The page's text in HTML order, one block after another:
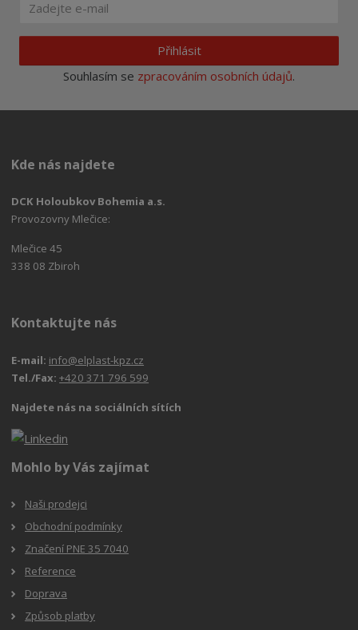
Přihlásit
Souhlasím se zpracováním osobních údajů.
Kde nás najdete
DCK Holoubkov Bohemia a.s.
Provozovny Mlečice:
Mlečice 45
338 08 Zbiroh
Kontaktujte nás
E-mail: info@elplast-kpz.cz
Tel./Fax:+420 371 796 599
Najdete nás na sociálních sítích
Mohlo by Vás zajímat
Naši prodejci
Obchodní podmínky
Značení PNE 35 7040
Reference
Doprava
Způsob platby